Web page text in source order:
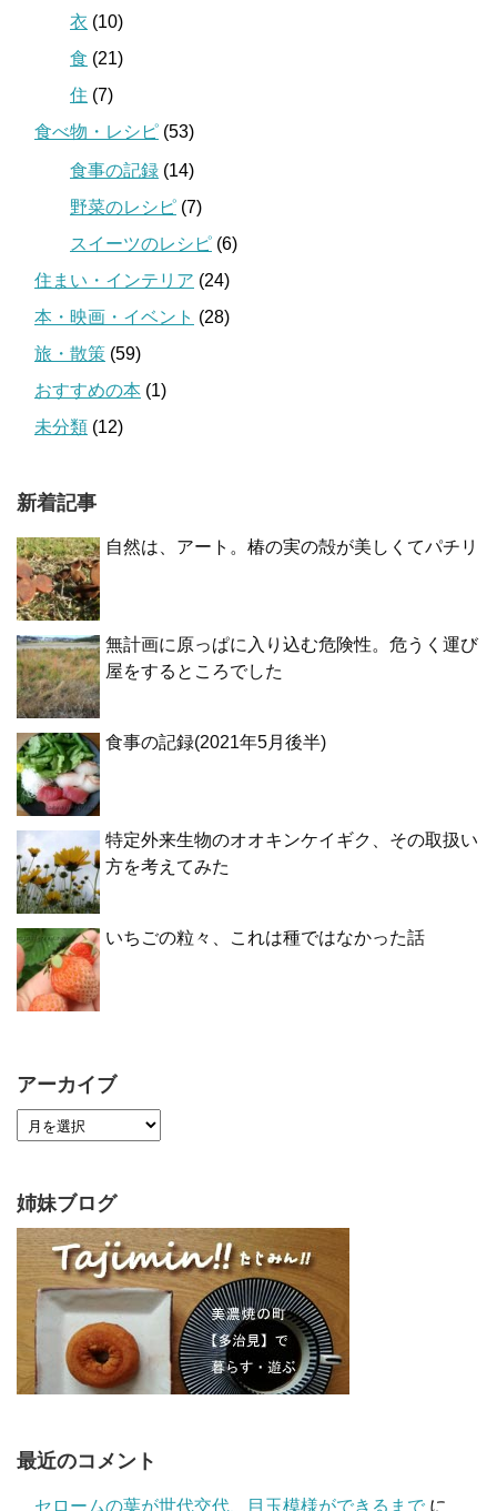
衣 (10)
食 (21)
住 (7)
食べ物・レシピ (53)
食事の記録 (14)
野菜のレシピ (7)
スイーツのレシピ (6)
住まい・インテリア (24)
本・映画・イベント (28)
旅・散策 (59)
おすすめの本 (1)
未分類 (12)
新着記事
自然は、アート。椿の実の殻が美しくてパチリ
無計画に原っぱに入り込む危険性。危うく運び
屋をするところでした
食事の記録(2021年5月後半)
特定外来生物のオオキンケイギク、その取扱い
方を考えてみた
いちごの粒々、これは種ではなかった話
アーカイブ
姉妹ブログ
最近のコメント
セロームの葉が世代交代、目玉模様ができるまで に